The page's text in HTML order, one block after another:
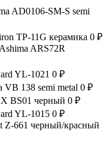
AD0106-SM-S semi
TP-11G керамика 0 ₽
ARS72R
YL-1021 0 ₽
VB 138 semi metal 0 ₽
BS01 черный 0 ₽
YL-1015 0 ₽
Z-661 черный/красный